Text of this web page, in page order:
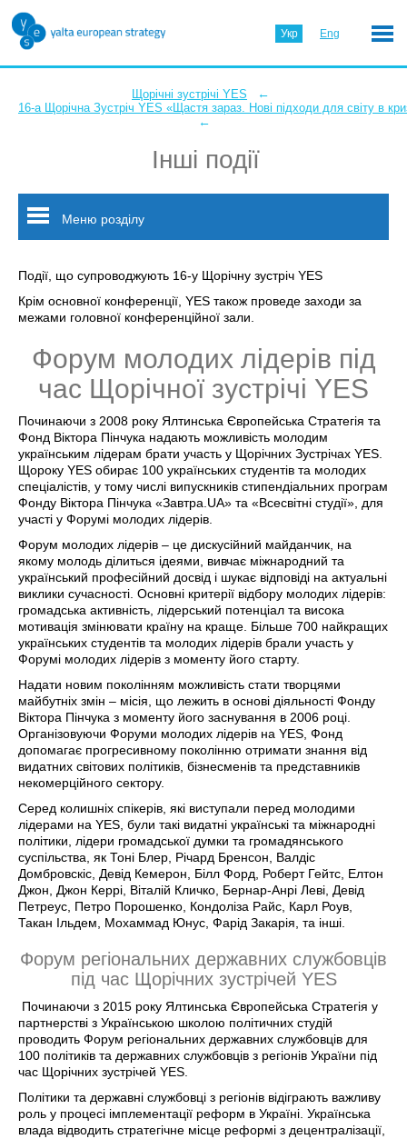
Укр Eng
Щорічні зустрічі YES ←
16-а Щорічна Зустріч YES «Щастя зараз. Нові підходи для світу в
←
Інші події
Меню розділу
Події, що супроводжують 16-у Щорічну зустріч YES
Крім основної конференції, YES також проведе заходи за
межами головної конференційної зали.
Форум молодих лідерів під
час Щорічної зустрічі YES
Починаючи з 2008 року Ялтинська Європейська Стратегія та
Фонд Віктора Пінчука надають можливість молодим
українським лідерам брати участь у Щорічних Зустрічах YES.
Щороку YES обирає 100 українських студентів та молодих
спеціалістів, у тому числі випускників стипендіальних програм
Фонду Віктора Пінчука «Завтра.UA» та «Всесвітні студії», для
участі у Форумі молодих лідерів.
Форум молодих лідерів – це дискусійний майданчик, на
якому молодь ділиться ідеями, вивчає міжнародний та
український професійний досвід і шукає відповіді на актуальні
виклики сучасності. Основні критерії відбору молодих лідерів:
громадська активність, лідерський потенціал та висока
мотивація змінювати країну на краще. Більше 700 найкращих
українських студентів та молодих лідерів брали участь у
Форумі молодих лідерів з моменту його старту.
Надати новим поколінням можливість стати творцями
майбутніх змін – місія, що лежить в основі діяльності Фонду
Віктора Пінчука з моменту його заснування в 2006 році.
Організовуючи Форуми молодих лідерів на YES, Фонд
допомагає прогресивному поколінню отримати знання від
видатних світових політиків, бізнесменів та представників
некомерційного сектору.
Серед колишніх спікерів, які виступали перед молодими
лідерами на YES, були такі видатні українські та міжнародні
політики, лідери громадської думки та громадянського
суспільства, як Тоні Блер, Річард Бренсон, Валдіс
Домбровскіс, Девід Кемерон, Білл Форд, Роберт Гейтс, Елтон
Джон, Джон Керрі, Віталій Кличко, Бернар-Анрі Леві, Девід
Петреус, Петро Порошенко, Кондоліза Райс, Карл Роув,
Такан Ільдем, Мохаммад Юнус, Фарід Закарія, та інші.
Форум регіональних державних службовців
під час Щорічних зустрічей YES
Починаючи з 2015 року Ялтинська Європейська Стратегія у
партнерстві з Українською школою політичних студій
проводить Форум регіональних державних службовців для
100 політиків та державних службовців з регіонів України під
час Щорічних зустрічей YES.
Політики та державні службовці з регіонів відіграють важливу
роль у процесі імплементації реформ в Україні. Українська
влада відводить стратегічне місце реформі з децентралізації,